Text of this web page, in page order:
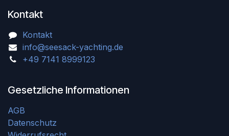
Kontakt
Kontakt
info@seesack-yachting.de
+49 7141 8999123
Gesetzliche Informationen
AGB
Datenschutz